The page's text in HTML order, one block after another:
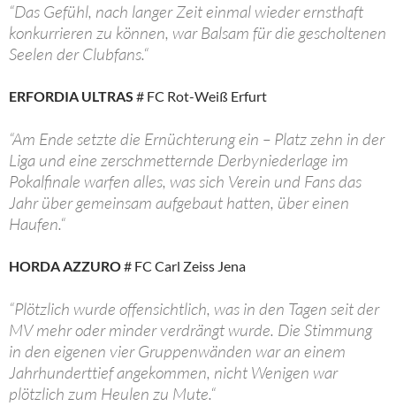
“Das Gefühl, nach langer Zeit einmal wieder ernsthaft
konkurrieren zu können, war Balsam für die gescholtenen
Seelen der Clubfans.“
ERFORDIA ULTRAS # FC Rot-Weiß Erfurt
“Am Ende setzte die Ernüchterung ein – Platz zehn in der
Liga und eine zerschmetternde Derbyniederlage im
Pokalfinale warfen alles, was sich Verein und Fans das
Jahr über gemeinsam aufgebaut hatten, über einen
Haufen.“
HORDA AZZURO# FC Carl Zeiss Jena
“Plötzlich wurde offensichtlich, was in den Tagen seit der
MV mehr oder minder verdrängt wurde. Die Stimmung
in den eigenen vier Gruppenwänden war an einem
Jahrhunderttief angekommen, nicht Wenigen war
plötzlich zum Heulen zu Mute.“